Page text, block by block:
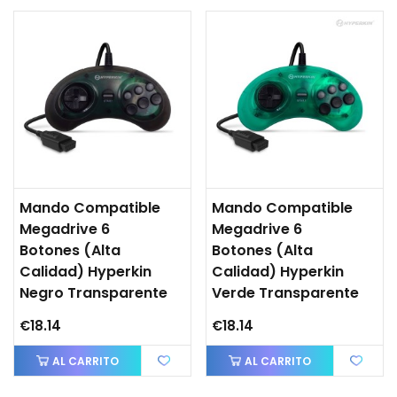
Mando Compatible
Megadrive 6
Botones (Alta
Calidad) Hyperkin
Negro Transparente
€18.14
AL CARRITO
Mando Compatible
Megadrive 6
Botones (Alta
Calidad) Hyperkin
Verde Transparente
€18.14
AL CARRITO